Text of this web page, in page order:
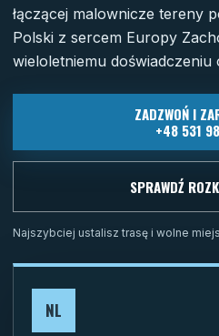
łączącej malownicze tereny
Polski z sercem Europy
wieloletniemu doświadczeniu
ZADZWOŃ I
+48 531
SPRAWDŹ
Najszybciej ustalisz trasę i wolne
NL